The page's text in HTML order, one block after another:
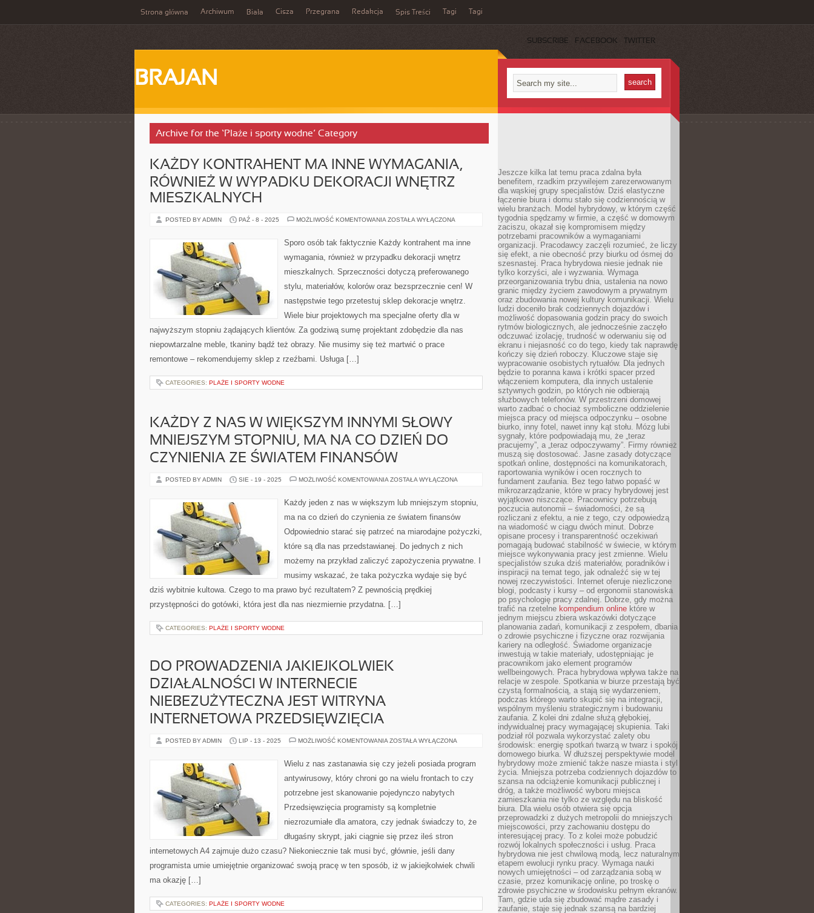
Strona główna Archiwum Biała Cisza Przegrana Redakcja Spis Treści Tagi Tagi
SUBSCRIBE FACEBOOK TWITTER
BRAJAN
Archive for the ‘Plaże i sporty wodne’ Category
KAŻDY KONTRAHENT MA INNE WYMAGANIA,
RÓWNIEŻ W WYPADKU DEKORACJI WNĘTRZ
MIESZKALNYCH
POSTED BY ADMIN PAŹ - 8 - 2025 MOŻLIWOŚĆ KOMENTOWANIA KAŻDY
INNE
WYMAGANIA,
W
DEKORACJI
MIESZKALNYCH
ZOSTAŁA WYŁĄCZONA
Sporo osób tak faktycznie Każdy kontrahent ma inne
wymagania, również w przypadku dekoracji wnętrz
mieszkalnych. Sprzeczności dotyczą preferowanego
stylu, materiałów, kolorów oraz bezsprzecznie cen! W
następstwie tego przetestuj sklep dekoracje wnętrz.
Wiele biur projektowych ma specjalne oferty dla w
najwyższym stopniu żądających klientów. Za godziwą sumę projektant zdobędzie dla nas
niepowtarzalne meble, tkaniny bądź też obrazy. Nie musimy się też martwić o prace
remontowe – rekomendujemy sklep z rzeźbami. Usługa […]
CATEGORIES: PLAŻE I SPORTY WODNE
KAŻDY Z NAS W WIĘKSZYM INNYMI SŁOWY
MNIEJSZYM STOPNIU, MA NA CO DZIEŃ DO
CZYNIENIA ZE ŚWIATEM FINANSÓW
POSTED BY ADMIN SIE - 19 - 2025 MOŻLIWOŚĆ KOMENTOWANIA KAŻDY
WIĘKSZYM
SŁOWY
STOPNIU,
NA
CO
DZIEŃ
DO
CZYNIENIA
ZE
ŚWIATEM
FINANSÓW
ZOSTAŁA WYŁĄCZONA
Każdy jeden z nas w większym lub mniejszym stopniu,
ma na co dzień do czynienia ze światem finansów
Odpowiednio starać się patrzeć na miarodajne pożyczki,
które są dla nas przedstawianej. Do jednych z nich
możemy na przykład zaliczyć zapożyczenia prywatne. I
musimy wskazać, że taka pożyczka wydaje się być
dziś wybitnie kultowa. Czego to ma prawo być rezultatem? Z pewnością prędkiej
przystępności do gotówki, która jest dla nas niezmiernie przydatna. […]
CATEGORIES: PLAŻE I SPORTY WODNE
DO PROWADZENIA JAKIEJKOLWIEK
DZIAŁALNOŚCI W INTERNECIE
NIEBEZUŻYTECZNA JEST WITRYNA
INTERNETOWA PRZEDSIĘWZIĘCIA
POSTED BY ADMIN LIP - 13 - 2025 MOŻLIWOŚĆ KOMENTOWANIA DO
DZIAŁALNOŚCI
W
NIEBEZUŻYTECZNA
WITRYNA
PRZEDSIĘWZIĘCIA
ZOSTAŁA WYŁĄCZONA
Wielu z nas zastanawia się czy jeżeli posiada program
antywirusowy, który chroni go na wielu frontach to czy
potrzebne jest skanowanie pojedynczo nabytych
Przedsięwzięcia programisty są kompletnie
niezrozumiałe dla amatora, czy jednak świadczy to, że
długaśny skrypt, jaki ciągnie się przez ileś stron
internetowych A4 zajmuje dużo czasu? Niekoniecznie tak musi być, głównie, jeśli dany
programista umie umiejętnie organizować swoją pracę w ten sposób, iż w jakiejkolwiek chwili
ma okazję […]
CATEGORIES: PLAŻE I SPORTY WODNE
Jeszcze kilka lat temu praca zdalna była
benefitem, rzadkim przywilejem zarezerwowanym
dla wąskiej grupy specjalistów. Dziś elastyczne
łączenie biura i domu stało się codziennością w
wielu branżach. Model hybrydowy, w którym część
tygodnia spędzamy w firmie, a część w domowym
zaciszu, okazał się kompromisem między
potrzebami pracowników a wymaganiami
organizacji. Pracodawcy zaczęli rozumieć, że liczy
się efekt, a nie obecność przy biurku od ósmej do
szesnastej. Praca hybrydowa niesie jednak nie
tylko korzyści, ale i wyzwania. Wymaga
przeorganizowania trybu dnia, ustalenia na nowo
granic między życiem zawodowym a prywatnym
oraz zbudowania nowej kultury komunikacji. Wielu
ludzi doceniło brak codziennych dojazdów i
możliwość dopasowania godzin pracy do swoich
rytmów biologicznych, ale jednocześnie zaczęło
odczuwać izolację, trudność w oderwaniu się od
ekranu i niejasność co do tego, kiedy tak naprawdę
kończy się dzień roboczy. Kluczowe staje się
wypracowanie osobistych rytuałów. Dla jednych
będzie to poranna kawa i krótki spacer przed
włączeniem komputera, dla innych ustalenie
sztywnych godzin, po których nie odbierają
służbowych telefonów. W przestrzeni domowej
warto zadbać o chociaż symboliczne oddzielenie
miejsca pracy od miejsca odpoczynku – osobne
biurko, inny fotel, nawet inny kąt stołu. Mózg lubi
sygnały, które podpowiadają mu, że „teraz
pracujemy”, a „teraz odpoczywamy”. Firmy również
muszą się dostosować. Jasne zasady dotyczące
spotkań online, dostępności na komunikatorach,
raportowania wyników i ocen rocznych to
fundament zaufania. Bez tego łatwo popaść w
mikrozarządzanie, które w pracy hybrydowej jest
wyjątkowo niszczące. Pracownicy potrzebują
poczucia autonomii – świadomości, że są
rozliczani z efektu, a nie z tego, czy odpowiedzą
na wiadomość w ciągu dwóch minut. Dobrze
opisane procesy i transparentność oczekiwań
pomagają budować stabilność w świecie, w którym
miejsce wykonywania pracy jest zmienne. Wielu
specjalistów szuka dziś materiałów, poradników i
inspiracji na temat tego, jak odnaleźć się w tej
nowej rzeczywistości. Internet oferuje niezliczone
blogi, podcasty i kursy – od ergonomii stanowiska
po psychologię pracy zdalnej. Dobrze, gdy można
trafić na rzetelne kompendium online które w
jednym miejscu zbiera wskazówki dotyczące
planowania zadań, komunikacji z zespołem, dbania
o zdrowie psychiczne i fizyczne oraz rozwijania
kariery na odległość. Świadome organizacje
inwestują w takie materiały, udostępniając je
pracownikom jako element programów
wellbeingowych. Praca hybrydowa wpływa także na
relacje w zespole. Spotkania w biurze przestają być
czystą formalnością, a stają się wydarzeniem,
podczas którego warto skupić się na integracji,
wspólnym myśleniu strategicznym i budowaniu
zaufania. Z kolei dni zdalne służą głębokiej,
indywidualnej pracy wymagającej skupienia. Taki
podział ról pozwala wykorzystać zalety obu
środowisk: energię spotkań twarzą w twarz i spokój
domowego biurka. W dłuższej perspektywie model
hybrydowy może zmienić także nasze miasta i styl
życia. Mniejsza potrzeba codziennych dojazdów to
szansa na odciążenie komunikacji publicznej i
dróg, a także możliwość wyboru miejsca
zamieszkania nie tylko ze względu na bliskość
biura. Dla wielu osób otwiera się opcja
przeprowadzki z dużych metropolii do mniejszych
miejscowości, przy zachowaniu dostępu do
interesującej pracy. To z kolei może pobudzić
rozwój lokalnych społeczności i usług. Praca
hybrydowa nie jest chwilową modą, lecz naturalnym
etapem ewolucji rynku pracy. Wymaga nauki
nowych umiejętności – od zarządzania sobą w
czasie, przez komunikację online, po troskę o
zdrowie psychiczne w środowisku pełnym ekranów.
Tam, gdzie uda się zbudować mądre zasady i
zaufanie, staje się jednak szansą na bardziej